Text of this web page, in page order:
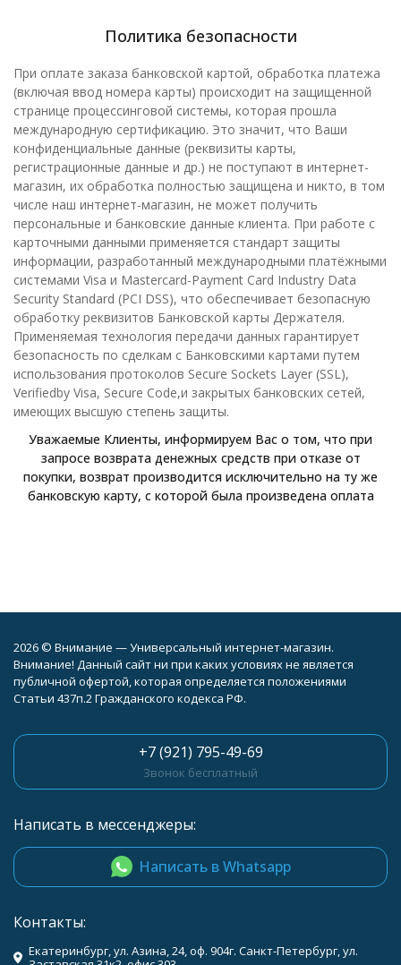
Политика безопасности
При оплате заказа банковской картой, обработка платежа
(включая ввод номера карты) происходит на защищенной
странице процессинговой системы, которая прошла
международную сертификацию. Это значит, что Ваши
конфиденциальные данные (реквизиты карты,
регистрационные данные и др.) не поступают в интернет-
магазин, их обработка полностью защищена и никто, в том
числе наш интернет-магазин, не может получить
персональные и банковские данные клиента. При работе с
карточными данными применяется стандарт защиты
информации, разработанный международными платёжными
системами Visa и Masterсard-Payment Card Industry Data
Security Standard (PCI DSS), что обеспечивает безопасную
обработку реквизитов Банковской карты Держателя.
Применяемая технология передачи данных гарантирует
безопасность по сделкам с Банковскими картами путем
использования протоколов Secure Sockets Layer (SSL),
Verifiedby Visa, Secure Code,и закрытых банковских сетей,
имеющих высшую степень защиты.
Уважаемые Клиенты, информируем Вас о том, что при
запросе возврата денежных средств при отказе от
покупки, возврат производится исключительно на ту же
банковскую карту, с которой была произведена оплата
2026 © Внимание — Универсальный интернет-магазин.
Внимание! Данный сайт ни при каких условиях не является
публичной офертой, которая определяется положениями
Статьи 437п.2 Гражданского кодекса РФ.
+7 (921) 795-49-69
Звонок бесплатный
Написать в мессенджеры:
Написать в Whatsapp
Контакты:
Екатеринбург, ул. Азина, 24, оф. 904г. Санкт-Петербург, ул.